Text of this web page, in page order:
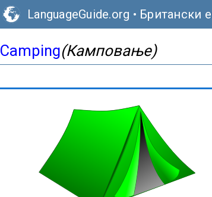
LanguageGuide.org • Британски
Camping(Камповање)